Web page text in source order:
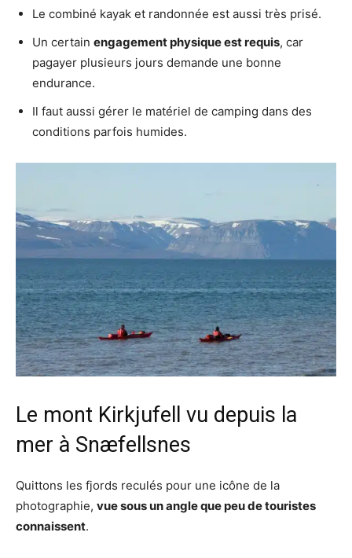
Le combiné kayak et randonnée est aussi très prisé.
Un certain engagement physique est requis, car
pagayer plusieurs jours demande une bonne
endurance.
Il faut aussi gérer le matériel de camping dans des
conditions parfois humides.
Le mont Kirkjufell vu depuis la
mer à Snæfellsnes
Quittons les fjords reculés pour une icône de la
photographie, vue sous un angle que peu de touristes
connaissent.